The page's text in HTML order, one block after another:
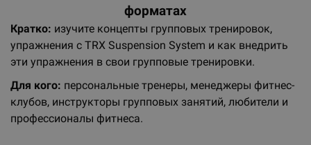
форматах
Кратко: изучите концепты групповых тренировок,
упражнения с TRX Suspension System и как внедрить
эти упражнения в свои групповые тренировки.
Для кого: персональные тренеры, менеджеры фитнес-
клубов, инструкторы групповых занятий, любители и
профессионалы фитнеса.